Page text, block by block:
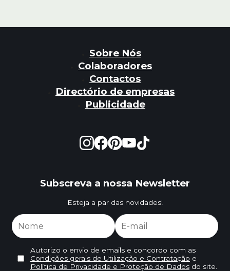
Sobre Nós
Colaboradores
Contactos
Directório de empresas
Publicidade
Subscreva a nossa Newsletter
Esteja a par das novidades!
Autorizo o envio de emails e concordo com as
Condições gerais de Utilização e Contratação e
Política de Privacidade e Proteção de Dadosdo site.